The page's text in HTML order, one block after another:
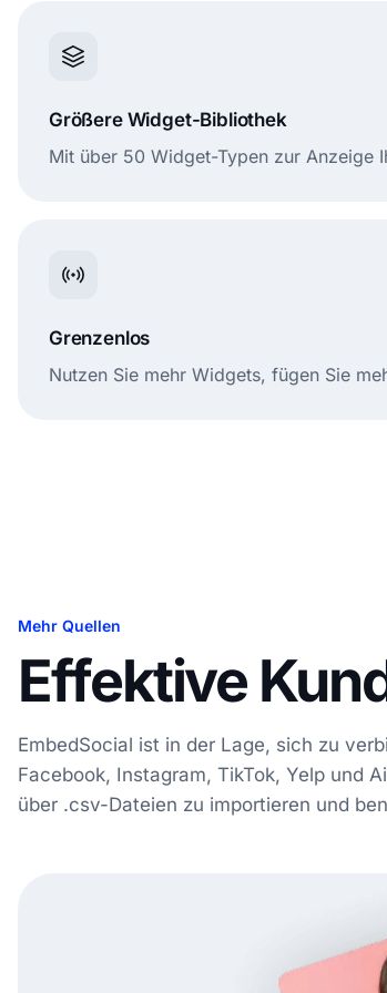
Größere Widget-Bibliothek
Mit über 50 Widget-Typen zur Anzeige
Grenzenlos
Nutzen Sie mehr Widgets, fügen Sie
Mehr Quellen
Effektive
EmbedSocial ist in der Lage, sich zu
Facebook, Instagram, TikTok, Yelp und
über .csv-Dateien zu importieren und